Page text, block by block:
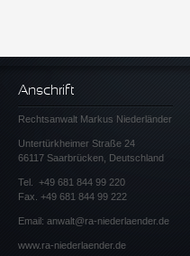
Anschrift
Rechtsanwalt Markus Niederländer
Untertürkheimer Straße 24
66117 Saarbrücken, Deutschland
Tel. +49 681 844 99 220
Fax. +49 681 844 99 222
Email: anwalt@ra-niederlaender.de
www.ra-niederlaender.de